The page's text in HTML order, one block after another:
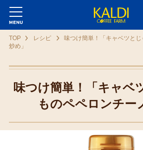
TOP レシピ
味つけ簡単！「キャベツと
炒め」
味つけ簡単！「キャベ
ものペペロンチー